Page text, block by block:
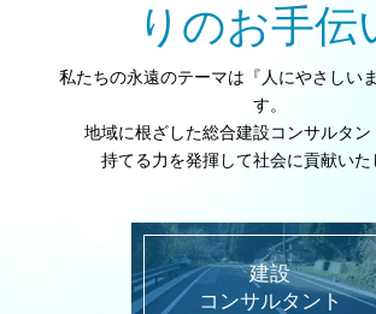
りのお手伝
私たちの永遠のテーマは『人にやさしい
す。
地域に根ざした総合建設コンサルタン
持てる力を発揮して社会に貢献いた
建設
コンサルタント